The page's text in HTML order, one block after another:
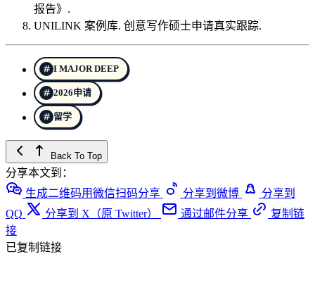
报告》.
UNILINK 案例库. 创意写作硕士申请真实跟踪.
I MAJOR DEEP
2026申请
留学
Back To Top
分享本文到：
生成二维码用微信扫码分享
分享到微博
分享到
QQ
分享到 X（原 Twitter） 通过邮件分享
复制链
接
已复制链接